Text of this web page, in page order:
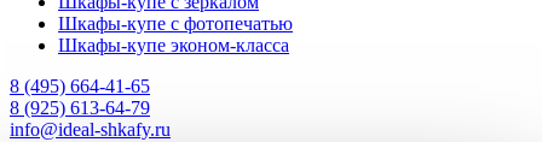
Шкафы-купе с фотопечатью
Шкафы-купе эконом-класса
8 (495) 664-41-65
8 (925) 613-64-79
info@ideal-shkafy.ru